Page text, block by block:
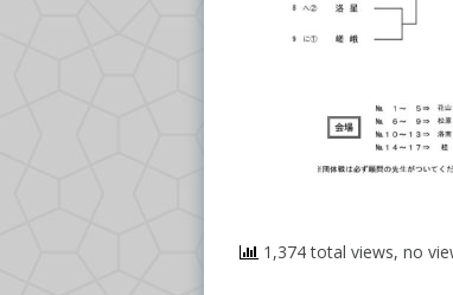
1,374 total views, no